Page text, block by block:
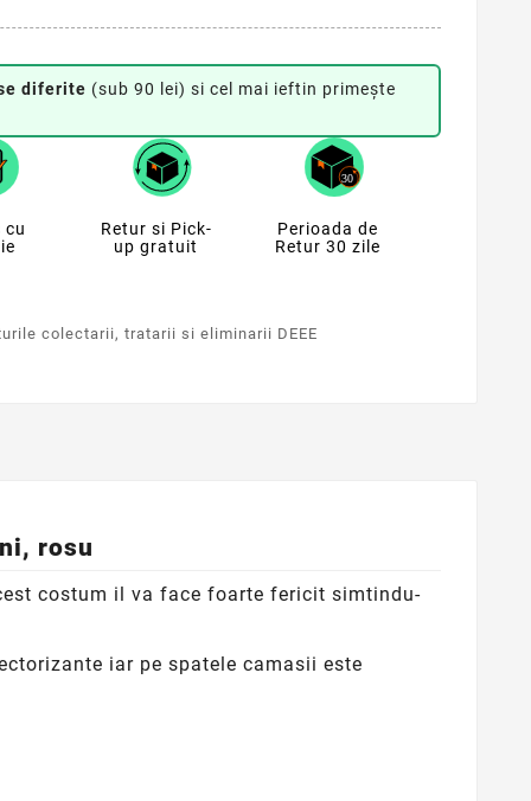
diferite (sub 90 lei) si cel mai ieftin primește
cu
Retur si Pick-
up gratuit
Perioada de
Retur 30 zile
colectarii, tratarii si eliminarii DEEE
rosu
costum il va face foarte fericit simtindu-
iar pe spatele camasii este